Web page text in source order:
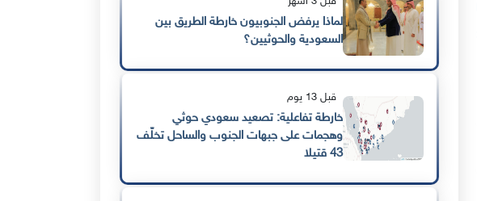
لماذا يرفض الجنوبيون خارطة الطريق بين
السعودية والحوثيين؟
قبل 13 يوم
خارطة تفاعلية: تصعيد سعودي حوثي
وهجمات على جبهات الجنوب والساحل تخلّف
43 قتيلا